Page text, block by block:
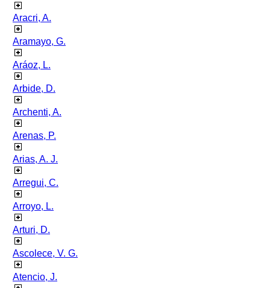
Aracri, A.
Aramayo, G.
Aráoz, L.
Arbide, D.
Archenti, A.
Arenas, P.
Arias, A. J.
Arregui, C.
Arroyo, L.
Arturi, D.
Ascolece, V. G.
Atencio, J.